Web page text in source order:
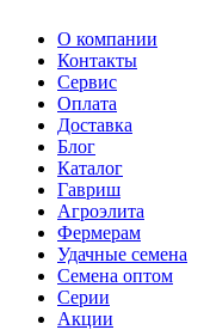
О компании
Контакты
Сервис
Оплата
Доставка
Блог
Каталог
Гавриш
Агроэлита
Фермерам
Удачные семена
Семена оптом
Серии
Акции